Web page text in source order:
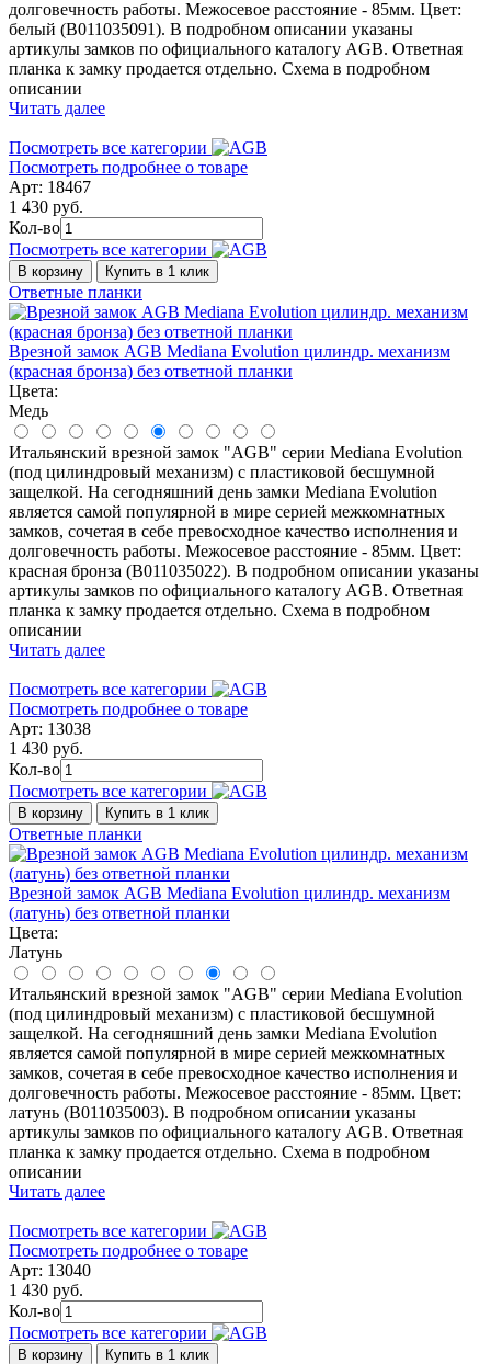
долговечность работы. Межосевое расстояние - 85мм. Цвет:
белый (B011035091). В подробном описании указаны
артикулы замков по официального каталогу AGB. Ответная
планка к замку продается отдельно. Схема в подробном
описании
Читать далее
Посмотреть все категории
Посмотреть подробнее о товаре
Арт: 18467
1 430 руб.
Кол-во
Посмотреть все категории
В корзину Купить в 1 клик
Ответные планки
Врезной замок AGB Mediana Evolution цилиндр. механизм
(красная бронза) без ответной планки
Цвета:
Медь
Итальянский врезной замок "AGB" серии Mediana Evolution
(под цилиндровый механизм) с пластиковой бесшумной
защелкой. На сегодняшний день замки Mediana Evolution
является самой популярной в мире серией межкомнатных
замков, сочетая в себе превосходное качество исполнения и
долговечность работы. Межосевое расстояние - 85мм. Цвет:
красная бронза (B011035022). В подробном описании указаны
артикулы замков по официального каталогу AGB. Ответная
планка к замку продается отдельно. Схема в подробном
описании
Читать далее
Посмотреть все категории
Посмотреть подробнее о товаре
Арт: 13038
1 430 руб.
Кол-во
Посмотреть все категории
В корзину Купить в 1 клик
Ответные планки
Врезной замок AGB Mediana Evolution цилиндр. механизм
(латунь) без ответной планки
Цвета:
Латунь
Итальянский врезной замок "AGB" серии Mediana Evolution
(под цилиндровый механизм) с пластиковой бесшумной
защелкой. На сегодняшний день замки Mediana Evolution
является самой популярной в мире серией межкомнатных
замков, сочетая в себе превосходное качество исполнения и
долговечность работы. Межосевое расстояние - 85мм. Цвет:
латунь (B011035003). В подробном описании указаны
артикулы замков по официального каталогу AGB. Ответная
планка к замку продается отдельно. Схема в подробном
описании
Читать далее
Посмотреть все категории
Посмотреть подробнее о товаре
Арт: 13040
1 430 руб.
Кол-во
Посмотреть все категории
В корзину Купить в 1 клик